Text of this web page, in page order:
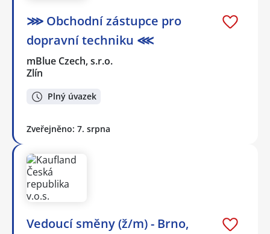
⋙ Obchodní zástupce pro
dopravní techniku ⋘
mBlue Czech, s.r.o.
Zlín
Plný úvazek
Zveřejněno: 7. srpna
Vedoucí směny (ž/m) - Brno,